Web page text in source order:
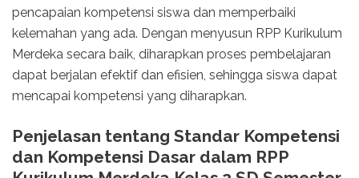
pencapaian kompetensi siswa dan memperbaiki
kelemahan yang ada. Dengan menyusun RPP Kurikulum
Merdeka secara baik, diharapkan proses pembelajaran
dapat berjalan efektif dan efisien, sehingga siswa dapat
mencapai kompetensi yang diharapkan.
Penjelasan tentang Standar Kompetensi
dan Kompetensi Dasar dalam RPP